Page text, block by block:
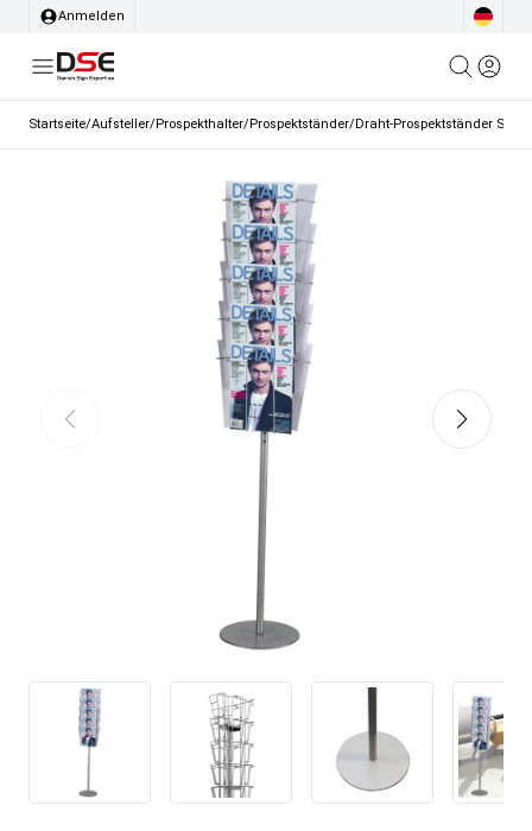
Anmelden
Startseite/Aufsteller/Prospekthalter/Prospektständer/Draht-Prospektständer Stahl